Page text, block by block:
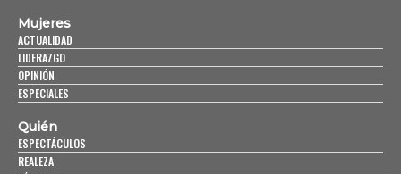
Mujeres
ACTUALIDAD
LIDERAZGO
OPINIÓN
ESPECIALES
Quién
ESPECTÁCULOS
REALEZA